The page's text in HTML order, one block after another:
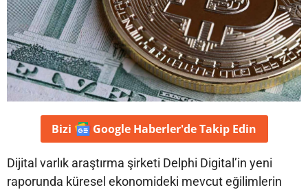
Bizi Google Haberler'deTakip Edin
Dijital varlık araştırma şirketi Delphi Digital’in yeni
raporunda küresel ekonomideki mevcut eğilimlerin